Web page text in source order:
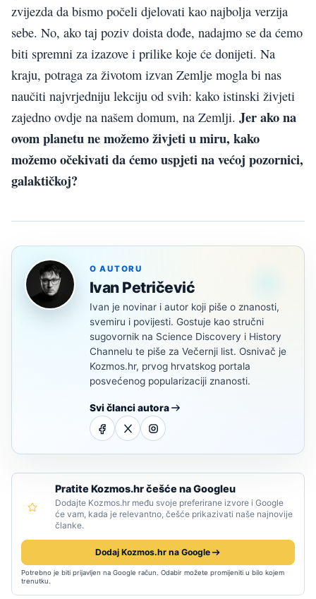
zvijezda da bismo počeli djelovati kao najbolja verzija
sebe. No, ako taj poziv doista dođe, nadajmo se da ćemo
biti spremni za izazove i prilike koje će donijeti. Na
kraju, potraga za životom izvan Zemlje mogla bi nas
naučiti najvrjedniju lekciju od svih: kako istinski živjeti
zajedno ovdje na našem domum, na Zemlji. Jer ako na
ovom planetu ne možemo živjeti u miru, kako
možemo očekivati da ćemo uspjeti na većoj pozornici,
galaktičkoj?
O AUTORU
Ivan Petričević
Ivan je novinar i autor koji piše o znanosti,
svemiru i povijesti. Gostuje kao stručni
sugovornik na Science Discovery i History
Channelu te piše za Večernji list. Osnivač je
Kozmos.hr, prvog hrvatskog portala
posvećenog popularizaciji znanosti.
Svi članci autora
Pratite Kozmos.hr češće na Googleu
Dodajte Kozmos.hr među svoje preferirane izvore i Google
će vam, kada je relevantno, češće prikazivati naše najnovije
članke.
Dodaj Kozmos.hr na Google
Potrebno je biti prijavljen na Google račun. Odabir možete promijeniti u bilo kojem
trenutku.